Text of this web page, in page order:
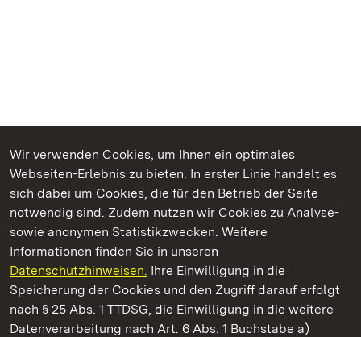
Wir verwenden Cookies, um Ihnen ein optimales
Webseiten-Erlebnis zu bieten. In erster Linie handelt es
sich dabei um Cookies, die für den Betrieb der Seite
notwendig sind. Zudem nutzen wir Cookies zu Analyse-
sowie anonymen Statistikzwecken. Weitere
Informationen finden Sie in unseren
Datenschutzhinweisen. Ihre Einwilligung in die
Speicherung der Cookies und den Zugriff darauf erfolgt
nach § 25 Abs. 1 TTDSG, die Einwilligung in die weitere
Datenverarbeitung nach Art. 6 Abs. 1 Buchstabe a)
Kommen. Staunen. Genießen.
Staatliche Schlösser und Gärten Baden‑Württemberg
Staatliche Schlösser und Gärten Baden-Württemberg